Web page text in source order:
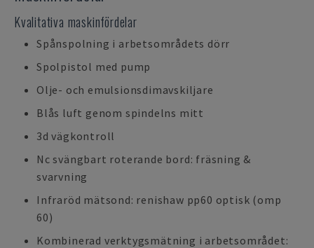
Kvalitativa maskinfördelar
Spånspolning i arbetsområdets dörr
Spolpistol med pump
Olje- och emulsionsdimavskiljare
Blås luft genom spindelns mitt
3d vägkontroll
Nc svängbart roterande bord: fräsning &
svarvning
Infraröd mätsond: renishaw pp60 optisk (omp
60)
Kombinerad verktygsmätning i arbetsområdet: